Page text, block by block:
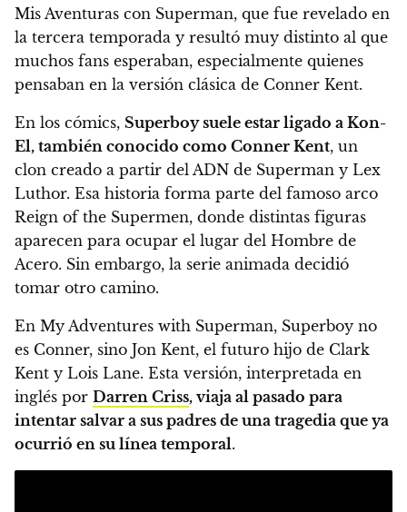
Mis Aventuras con Superman, que fue revelado en
la tercera temporada y resultó muy distinto al que
muchos fans esperaban, especialmente quienes
pensaban en la versión clásica de Conner Kent.
En los cómics, Superboy suele estar ligado a Kon-
El, también conocido como Conner Kent, un
clon creado a partir del ADN de Superman y Lex
Luthor. Esa historia forma parte del famoso arco
Reign of the Supermen, donde distintas figuras
aparecen para ocupar el lugar del Hombre de
Acero. Sin embargo, la serie animada decidió
tomar otro camino.
En My Adventures with Superman, Superboy no
es Conner, sino Jon Kent, el futuro hijo de Clark
Kent y Lois Lane. Esta versión, interpretada en
inglés por Darren Criss, viaja al pasado para
intentar salvar a sus padres de una tragedia que ya
ocurrió en su línea temporal.